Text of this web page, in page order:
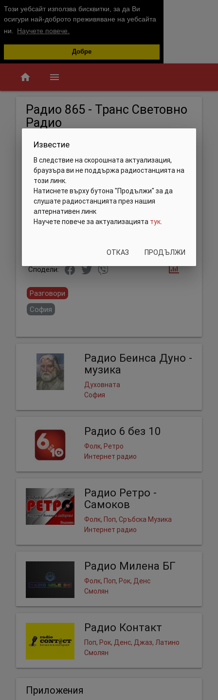
Този уебсайт използва бисквитки, за да Ви
осигури най-доброто преживяване на уебсайта
ни.
Научете повече.
Добре
home menu
Радио 865 - Транс Световно
Радио
Сподели:
Известие
В следствие на скорошната актуализация,
браузъра ви не поддържа радиостанцията на
този линк.
Натиснете върху бутона "Продължи" за да
слушате радиостанцията през нашия
алтернативен линк
Научете повече за актуализацията тук.
ОТКАЗ ПРОДЪЛЖИ
Разговори
София
Радио Беинса Дуно -
музика
Духовната
София
Радио 6 без 10
Фолк, Ретро
Интернет радио
Радио Ретро -
Самоков
Фолк, Поп, Сръбска Музика
Интернет радио
Радио Милена БГ
Фолк, Поп, Рок, Денс
Смолян
Радио Контакт
Поп, Рок, Денс, Джаз, Латино
Смолян
Приложения